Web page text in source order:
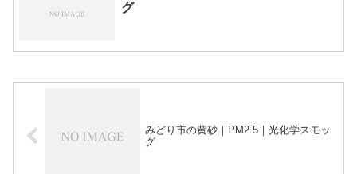
グ
みどり市の黄砂｜PM2.5｜光化学スモッ
グ